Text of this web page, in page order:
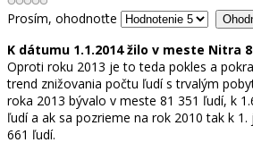
Prosím, ohodnoťte
K dátumu 1.1.2014 žilo v meste Nitra
Oproti roku 2013 je to teda pokles a
trend znižovania počtu ľudí s trvalým
roka 2013 bývalo v meste 81 351 ľudí, k
ľudí a ak sa pozrieme na rok 2010 tak k
661 ľudí.